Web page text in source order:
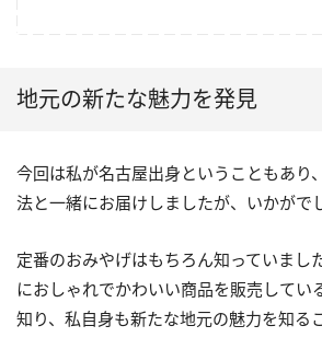
地元の新たな魅力を発見
今回は私が名古屋出身ということもあり
法と一緒にお届けしましたが、いかがで
定番のおみやげはもちろん知っていまし
におしゃれでかわいい商品を販売してい
知り、私自身も新たな地元の魅力を知る